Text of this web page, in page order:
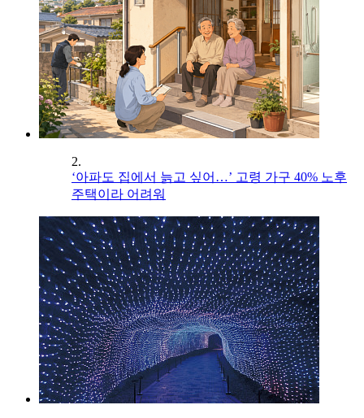
2.
‘아파도 집에서 늙고 싶어…’ 고령 가구 40% 노후
주택이라 어려워